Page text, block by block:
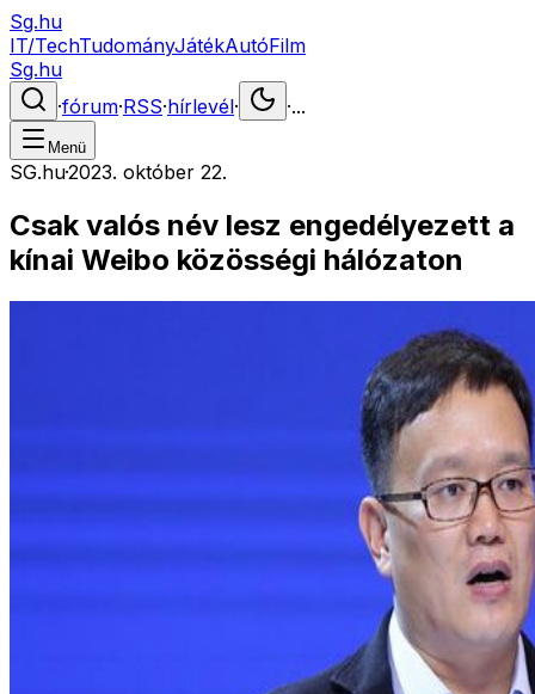
Sg.hu
IT/TechTudományJátékAutóFilm
Sg.hu
·fórum·RSS·hírlevél· ·...
Menü
SG.hu·2023. október 22.
Csak valós név lesz engedélyezett a
kínai Weibo közösségi hálózaton